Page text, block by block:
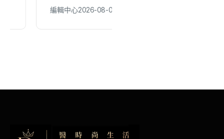
黛玉老師以生命經驗
編輯中心2026-08-06